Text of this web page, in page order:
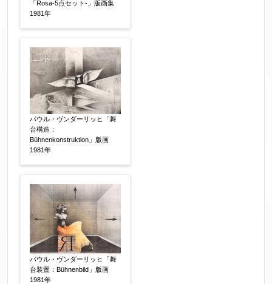
送り頂けます。
▼
お名前 【必須】
フリガナ 【任意】
メールアドレス 【必須】
※送信完了後こちらのメールアドレス宛に自動で
送信確認メールをお送りします。もし送信確認メ
「Rosa-5点セット-」版画集
1981年
パウル・ヴンダーリッヒ「舞
台構造：
Bühnenkonstruktion」版画
1981年
パウル・ヴンダーリッヒ「舞
台装置：Bühnenbild」版画
1981年